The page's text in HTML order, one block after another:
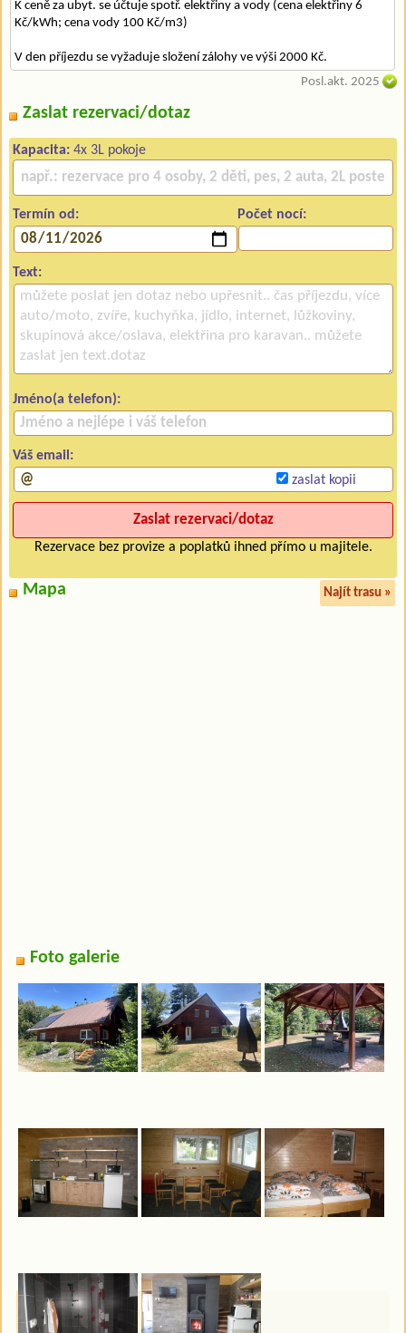
K ceně za ubyt. se účtuje spotř. elektřiny a vody (cena elektřiny 6
Kč/kWh; cena vody 100 Kč/m3)
V den příjezdu se vyžaduje složení zálohy ve výši 2000 Kč.
Posl.akt. 2025
Zaslat rezervaci/dotaz
Kapacita: 4x 3L pokoje
Termín od: Počet nocí:
Text:
Jméno(a telefon):
Váš email:
zaslat kopii
Rezervace bez provize a poplatků ihned přímo u majitele.
Mapa Najít trasu »
Foto galerie